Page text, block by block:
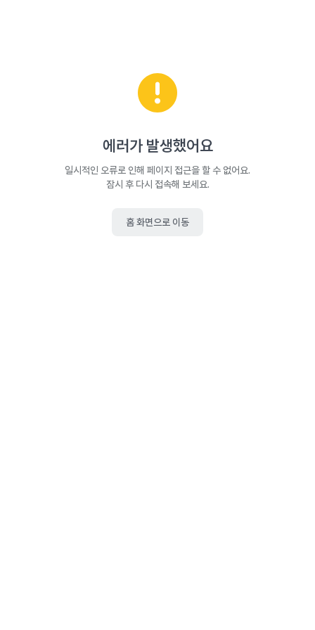
에러가 발생했어요
일시적인 오류로 인해 페이지 접근을 할 수 없어요.
잠시 후 다시 접속해 보세요.
홈 화면으로 이동